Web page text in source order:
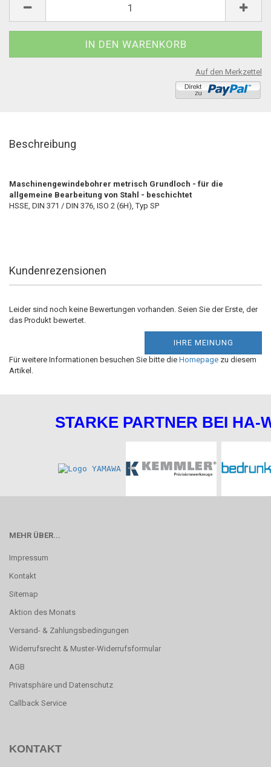
Auf den Merkzettel
Beschreibung
Maschinengewindebohrer metrisch Grundloch - für die
allgemeine Bearbeitung von Stahl - beschichtet
HSSE, DIN 371 / DIN 376, ISO 2 (6H), Typ SP
Kundenrezensionen
Leider sind noch keine Bewertungen vorhanden. Seien Sie der Erste, der
das Produkt bewertet.
IHRE MEINUNG
Für weitere Informationen besuchen Sie bitte die Homepage zu diesem
Artikel.
STARKE PARTNER BEI HA-
MEHR ÜBER...
Impressum
Kontakt
Sitemap
Aktion des Monats
Versand- & Zahlungsbedingungen
Widerrufsrecht & Muster-Widerrufsformular
AGB
Privatsphäre und Datenschutz
Callback Service
KONTAKT